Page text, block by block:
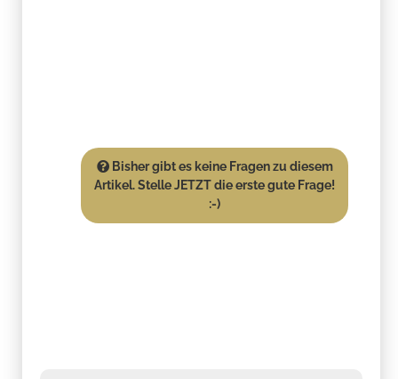
Bisher gibt es keine Fragen zu diesem
Artikel. Stelle JETZT die erste gute Frage!
:-)